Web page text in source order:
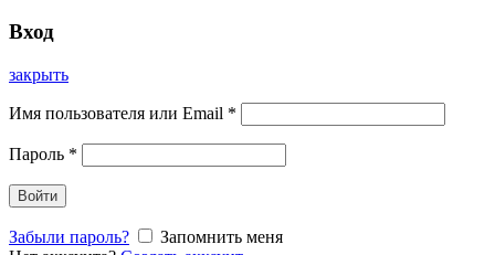
Вход
закрыть
Имя пользователя или Email *
Пароль *
Войти
Забыли пароль?
Запомнить меня